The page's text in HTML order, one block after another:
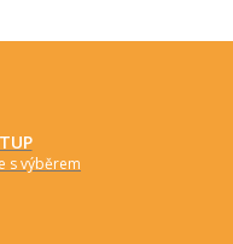
s výběrem